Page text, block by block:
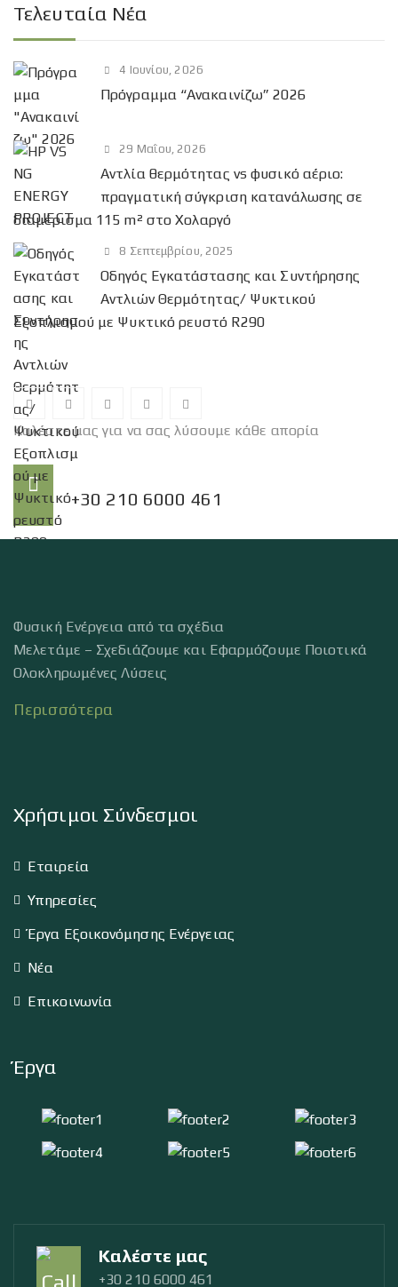
η
σ
η
γ
ι
α
:
Τελευταία Νέα
4 Ιουνίου, 2026
Πρόγραμμα “Ανακαινίζω” 2026
29 Μαΐου, 2026
Αντλία θερμότητας vs φυσικό αέριο:
πραγματική σύγκριση κατανάλωσης σε
διαμέρισμα 115 m² στο Χολαργό
8 Σεπτεμβρίου, 2025
Οδηγός Εγκατάστασης και Συντήρησης
Αντλιών Θερμότητας/ Ψυκτικού
Εξοπλισμού με Ψυκτικό ρευστό R290
Καλέστε μας για να σας λύσουμε κάθε απορία
+30 210 6000 461
Φυσική Ενέργεια από τα σχέδια
Μελετάμε – Σχεδιάζουμε και Εφαρμόζουμε Ποιοτικά
Ολοκληρωμένες Λύσεις
Περισσότερα
Χρήσιμοι Σύνδεσμοι
Εταιρεία
Υπηρεσίες
Έργα Εξοικονόμησης Ενέργειας
Νέα
Επικοινωνία
Έργα
Καλέστε μας
+30 210 6000 461